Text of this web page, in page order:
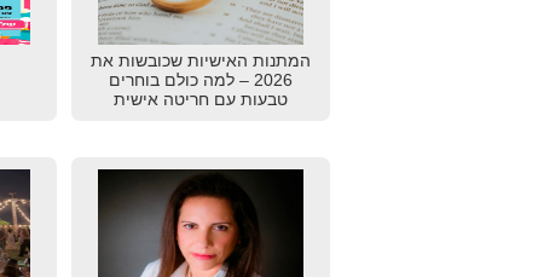
המתנות האישיות שכובשות את
2026 – למה כולם בוחרים
טבעות עם חריטה אישית